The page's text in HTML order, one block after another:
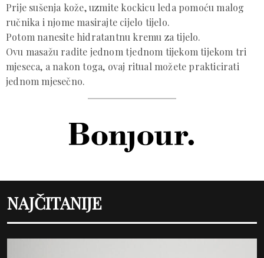
Prije sušenja kože, uzmite kockicu leda pomoću malog
ručnika i njome masirajte cijelo tijelo.
Potom nanesite hidratantnu kremu za tijelo.
Ovu masažu radite jednom tjednom tijekom tijekom tri
mjeseca, a nakon toga, ovaj ritual možete prakticirati
jednom mjesečno.
NAJČITANIJE